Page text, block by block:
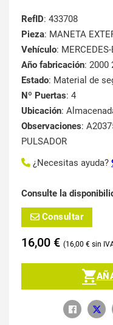
RefID: 433708
Pieza: MANETA
Vehículo:
Año fabricación: 2000
Estado: Material de
Nº Puertas: 4
Ubicación:
Observaciones:
PULSADOR
¿Necesitas ayuda?
Consulte la
Consultar
16,00 € 16,00 €